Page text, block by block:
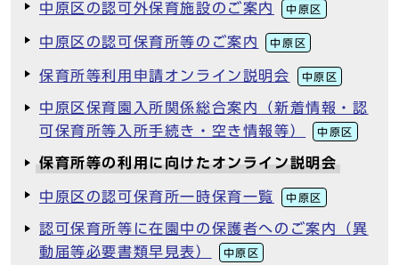
中原区の認可外保育施設のご案内 中原区
中原区の認可保育所等のご案内 中原区
保育所等利用申請オンライン説明会 中原区
中原区保育園入所関係総合案内（新着情報・認
可保育所等入所手続き・空き情報等）
中原区
保育所等の利用に向けたオンライン説明会
中原区の認可保育所一時保育一覧 中原区
認可保育所等に在園中の保護者へのご案内（異
動届等必要書類早見表）
中原区